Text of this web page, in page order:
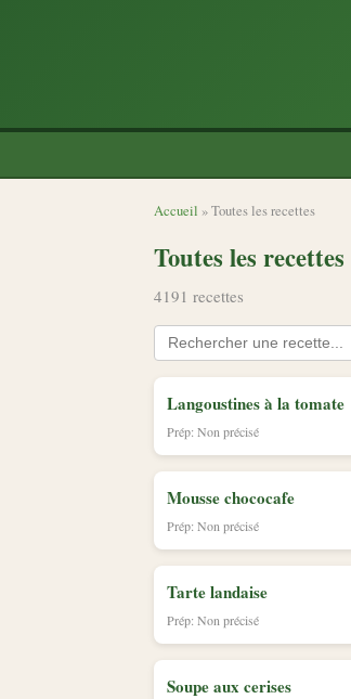
Accueil » Toutes les recettes
Toutes les recettes
4191 recettes
Langoustines à la tomate
Prép: Non précisé
Mousse chococafe
Prép: Non précisé
Tarte landaise
Prép: Non précisé
Soupe aux cerises